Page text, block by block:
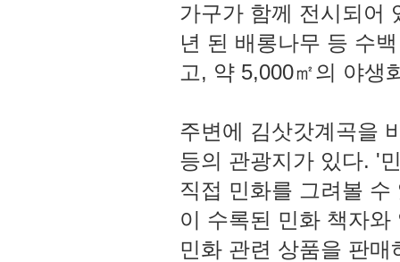
가구가 함께 전시되어
년 된 배롱나무 등 수
고, 약 5,000㎡의 야생
주변에 김삿갓계곡을
등의 관광지가 있다. '
직접 민화를 그려볼
이 수록된 민화 책자
민화 관련 상품을 판매